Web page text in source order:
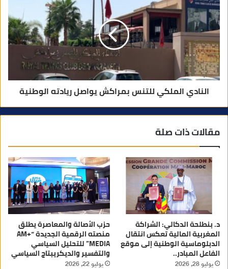
النادي الملكي للتنس بمراكش يواصل ريادته الوطنية
مقالات ذات صلة
د. بنطلحة الدكالي: الشراكة
المغربية المالية تعكس انتقال
الدبلوماسية الوطنية إلى موقع
الفاعل المبادر..
يوليو 28, 2026
حزب الأصالة والمعاصرة يطلق
منصته الرقمية الجديدة “AM+
MEDIA” للتحليل السياسي
والتفسير والديكريبتاج السياسي
يوليو 22, 2026